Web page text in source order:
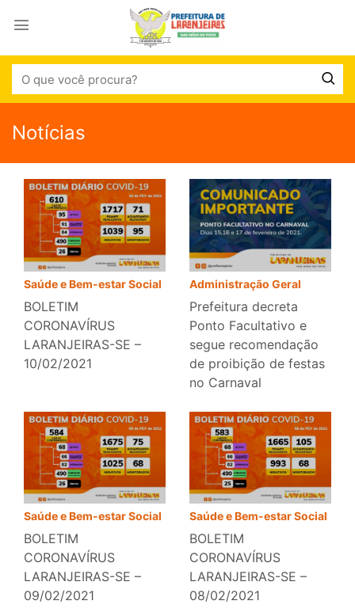
Notícias
Saúde e Bem-estar Social
BOLETIM
CORONAVÍRUS
LARANJEIRAS-SE –
10/02/2021
Administração Geral
Prefeitura decreta
Ponto Facultativo e
segue recomendação
de proibição de festas
no Carnaval
Saúde e Bem-estar Social
BOLETIM
CORONAVÍRUS
LARANJEIRAS-SE –
09/02/2021
Saúde e Bem-estar Social
BOLETIM
CORONAVÍRUS
LARANJEIRAS-SE –
08/02/2021